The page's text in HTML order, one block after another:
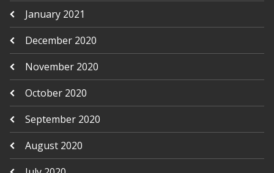
January 2021
December 2020
November 2020
October 2020
September 2020
August 2020